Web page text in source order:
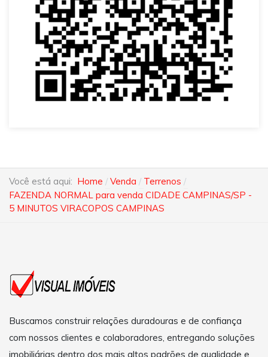
Você está aqui: Home Venda
Terrenos
FAZENDA NORMAL para venda CIDADE CAMPINAS/SP -
5 MINUTOS VIRACOPOS CAMPINAS
Buscamos construir relações duradouras e de confiança
com nossos clientes e colaboradores, entregando soluções
imobiliárias dentro dos mais altos padrões de qualidade e